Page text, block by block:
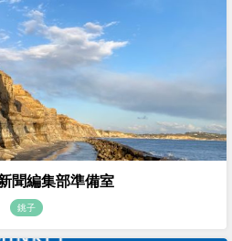
聞編集部準備室
銚子